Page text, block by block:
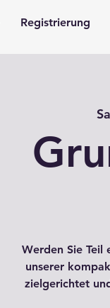
Registrierung
Werden Sie Teil
unserer
zielgerichtet